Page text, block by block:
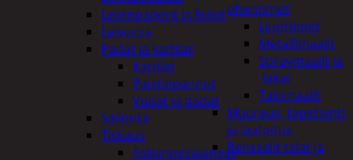
ohentimet
Liuottimet
Metallimaalit
Spraymaalit ja
-lakat
Talomaalit
Muuraus, tapetointi
ja laatoitus
Pensselit telat ja
Leivinpaperit ja foliot
Leivonta
Padat ja kattilat
Kattilat
Paistinpannut
Vuoat ja padat
Säilöntä
Tiskaus
Astianpesuaineet